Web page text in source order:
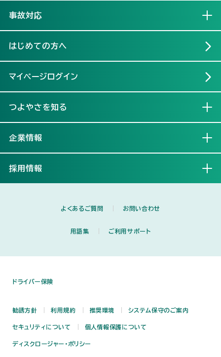
事故対応
はじめての方へ
マイページログイン
つよやさを知る
企業情報
採用情報
よくあるご質問 お問い合わせ
用語集 ご利用サポート
ドライバー保険
勧誘方針 利用規約 推奨環境 システム保守のご案内
セキュリティについて 個人情報保護について
ディスクロージャー・ポリシー